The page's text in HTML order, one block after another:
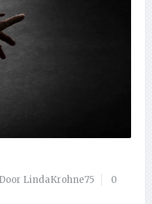
Door LindaKrohne75
0